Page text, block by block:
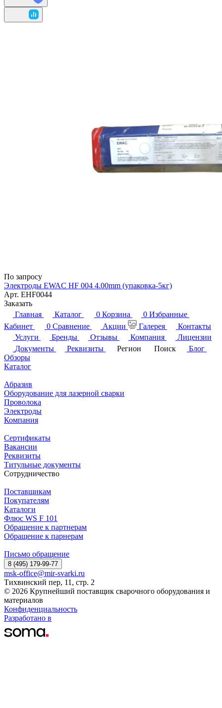
По запросу
Электроды EWAC HF 004 4.00mm (упаковка-5кг)
Арт. EHF0044
Заказать
Главная
Каталог 0 Корзина 0 Избранные
Кабинет
0 Сравнение Акции Галерея
Контакты
Услуги
Бренды Отзывы Компания
Лицензии
Документы
Реквизиты Регион Поиск
Блог
Обзоры
Каталог
Абразив
Оборудование для лазерной сварки
Проволока
Электроды
Компания
Сертификаты
Вакансии
Реквизиты
Титульные документы
Сотрудничество
Поставщикам
Покупателям
Каталоги
Флюс WS F 101
Обращение к партнерам
Обращение к парнерам
Письмо обращение
8 (495) 179-99-77
msk-office@mir-svarki.ru
Тихвинский пер, 11, стр. 2
© 2026 Крупнейший поставщик сварочного оборудования и
материалов
Конфиденциальность
Разработано в